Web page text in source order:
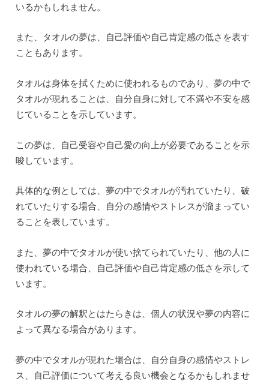
いるかもしれません。
また、タオルの夢は、自己評価や自己肯定感の低さを表す
こともあります。
タオルは身体を拭くために使われるものであり、夢の中で
タオルが現れることは、自分自身に対して不満や不安を感
じていることを示しています。
この夢は、自己受容や自己愛の向上が必要であることを示
唆しています。
具体的な例としては、夢の中でタオルが汚れていたり、破
れていたりする場合、自分の感情やストレスが溜まってい
ることを表しています。
また、夢の中でタオルが使い捨てられていたり、他の人に
使われている場合、自己評価や自己肯定感の低さを示して
います。
タオルの夢の解釈とはたらきは、個人の状況や夢の内容に
よって異なる場合があります。
夢の中でタオルが現れた場合は、自分自身の感情やストレ
ス、自己評価について考える良い機会となるかもしれませ